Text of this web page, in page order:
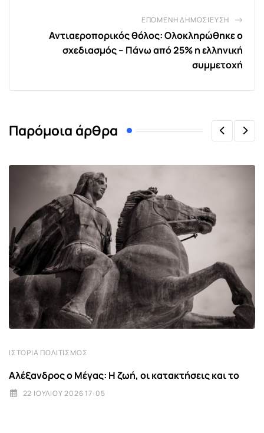
ΕΠΌΜΕΝΗ ΔΗΜΟΣΊΕΥΣΗ
Αντιαεροπορικός θόλος: Ολοκληρώθηκε ο
σχεδιασμός – Πάνω από 25% η ελληνική
συμμετοχή
Παρόμοια άρθρα
ΙΣΤΟΡΊΑ ΠΟΛΙΤΙΣΜΌΣ
Αλέξανδρος ο Μέγας: Η ζωή, οι κατακτήσεις και το
22 ΙΟΥΛΊΟΥ 2026 17:05